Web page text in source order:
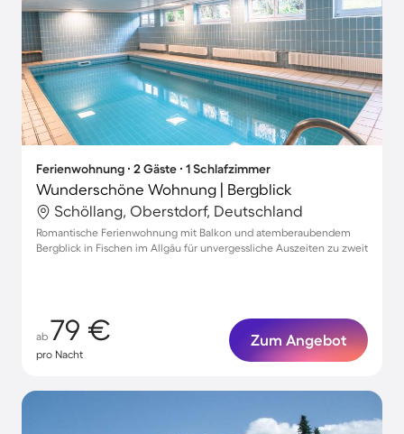
Ferienwohnung ∙ 2 Gäste ∙ 1 Schlafzimmer
Wunderschöne Wohnung | Bergblick
Schöllang, Oberstdorf, Deutschland
Romantische Ferienwohnung mit Balkon und atemberaubendem
Bergblick in Fischen im Allgäu für unvergessliche Auszeiten zu zweit
ab 79 €
pro Nacht
Zum Angebot